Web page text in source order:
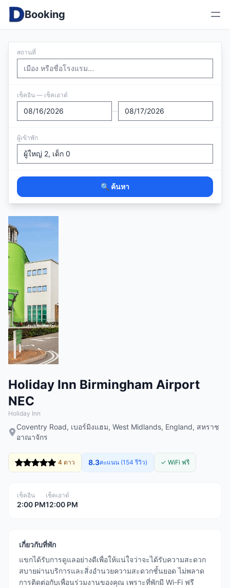
Booking
สถานที่
เช็คอิน — เช็คเอาต์
—
ผู้เข้าพัก
🔍 ค้นหา
Holiday Inn Birmingham Airport
NEC
Holiday Inn
Coventry Road, เบอร์มิงแฮม, West Midlands, England, สหราช
อาณาจักร
4 ดาว 8.3คะแนน (154 รีวิว) ✓ WiFi ฟรี
เช็คอิน
2:00 PM
เช็คเอาต์
12:00 PM
เกี่ยวกับที่พัก
แขกได้รับการดูแลอย่างดีเพื่อให้แน่ใจว่าจะได้รับความสะดวก
สบายผ่านบริการและสิ่งอำนวยความสะดวกชั้นยอด ไม่พลาด
การติดต่อกับเพื่อนร่วมงานของคุณ เพราะที่พักมี Wi-Fi ฟรี